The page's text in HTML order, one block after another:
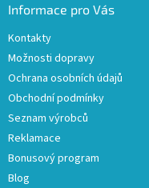
Informace pro Vás
Kontakty
Možnosti dopravy
Ochrana osobních údajů
Obchodní podmínky
Seznam výrobců
Reklamace
Bonusový program
Blog